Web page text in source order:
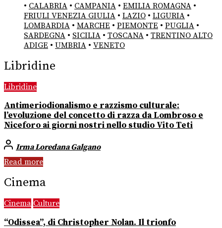
• CALABRIA • CAMPANIA • EMILIA ROMAGNA •
FRIULI VENEZIA GIULIA • LAZIO • LIGURIA •
LOMBARDIA • MARCHE • PIEMONTE • PUGLIA •
SARDEGNA • SICILIA • TOSCANA • TRENTINO ALTO
ADIGE • UMBRIA • VENETO
Libridine
Libridine
Antimeriodionalismo e razzismo culturale:
l’evoluzione del concetto di razza da Lombroso e
Niceforo ai giorni nostri nello studio Vito Teti
Irma Loredana Galgano
Read more
Cinema
Cinema Culture
“Odissea”, di Christopher Nolan. Il trionfo